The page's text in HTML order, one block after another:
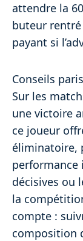
attendre la
buteur rentré
payant si
Conseils
Sur les
une victoire
ce joueur
éliminatoire,
performance
décisives ou
la
compte :
composition